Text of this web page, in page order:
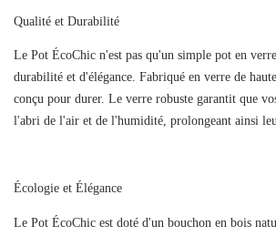
Qualité et Durabilité
Le Pot ÉcoChic n'est pas qu'un simple pot en
durabilité et d'élégance. Fabriqué en verre de
conçu pour durer. Le verre robuste garantit que
l'abri de l'air et de l'humidité, prolongeant ainsi
Écologie et Élégance
Le Pot ÉcoChic est doté d'un bouchon en bois